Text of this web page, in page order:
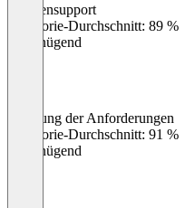
Kundensupport
Kategorie-Durchschnitt: 89 %
Ungenügend
Erfüllung der Anforderungen
Kategorie-Durchschnitt: 91 %
Ungenügend